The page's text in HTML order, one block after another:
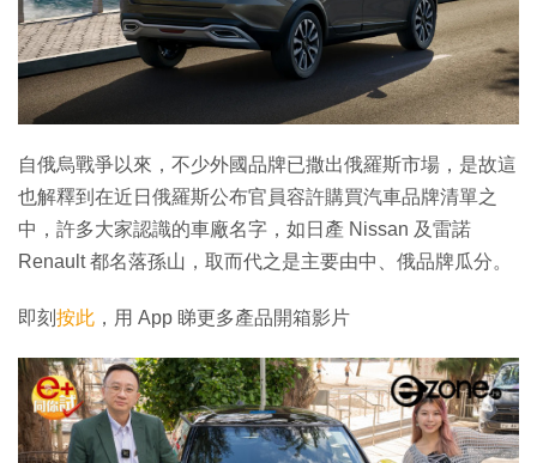
自俄烏戰爭以來，不少外國品牌已撒出俄羅斯市場，是故這
也解釋到在近日俄羅斯公布官員容許購買汽車品牌清單之
中，許多大家認識的車廠名字，如日產 Nissan 及雷諾
Renault 都名落孫山，取而代之是主要由中、俄品牌瓜分。
即刻 按此 ，用 App 睇更多產品開箱影片